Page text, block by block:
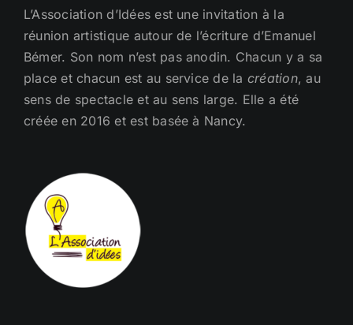
L’Association d’Idées est une invitation à la
réunion artistique autour de l’écriture d’Emanuel
Bémer. Son nom n’est pas anodin. Chacun y a sa
place et chacun est au service de la création, au
sens de spectacle et au sens large. Elle a été
créée en 2016 et est basée à Nancy.